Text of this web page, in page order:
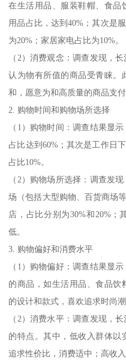
在生活用品、服装鞋帽、食品
用品占比，达到40%；其次是
为20%；家居家电占比为10%。
（2）消费观念：调查发现，
认为物有所值的商品受青睐。
和，愿意为和高质量的商品支付
2. 购物时间和购物场所选择
（1）购物时间：调查结果显
占比达到60%；其次是工作日
占比10%。
（2）购物场所选择：调查发
场（包括大型购物、百货商场
店，占比分别为30%和20%；
低。
3. 购物偏好和消费水平
（1）购物偏好：调查结果显
的商品，如生活用品、食品饮
的设计和款式，喜欢追求时尚潮
（2）消费水平：调查发现，
的特点。其中，低收入群体以
追求性价比，消费适中；高收